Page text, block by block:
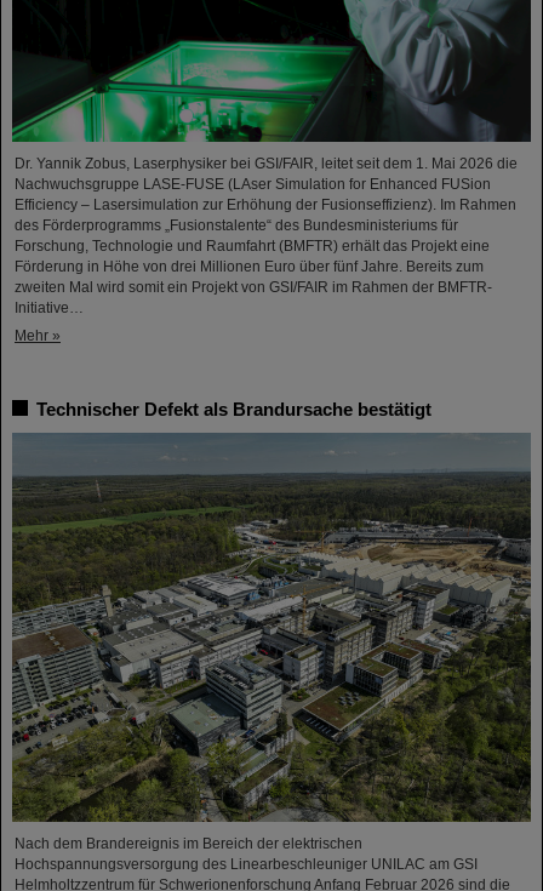
Dr. Yannik Zobus, Laserphysiker bei GSI/FAIR, leitet seit dem 1. Mai 2026 die
Nachwuchsgruppe LASE-FUSE (LAser Simulation for Enhanced FUSion
Efficiency – Lasersimulation zur Erhöhung der Fusionseffizienz). Im Rahmen
des Förderprogramms „Fusionstalente“ des Bundesministeriums für
Forschung, Technologie und Raumfahrt (BMFTR) erhält das Projekt eine
Förderung in Höhe von drei Millionen Euro über fünf Jahre. Bereits zum
zweiten Mal wird somit ein Projekt von GSI/FAIR im Rahmen der BMFTR-
Initiative…
Mehr »
Technischer Defekt als Brandursache bestätigt
Nach dem Brandereignis im Bereich der elektrischen
Hochspannungsversorgung des Linearbeschleuniger UNILAC am GSI
Helmholtzzentrum für Schwerionenforschung Anfang Februar 2026 sind die